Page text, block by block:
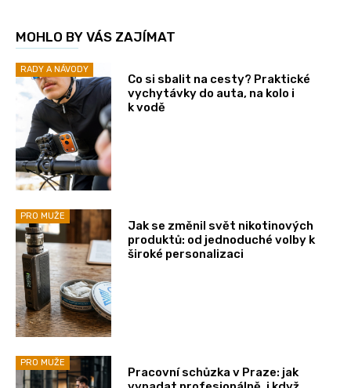
MOHLO BY VÁS ZAJÍMAT
RADY A NÁVODY
Co si sbalit na cesty? Praktické
vychytávky do auta, na kolo i
k vodě
PRO MUŽE
Jak se změnil svět nikotinových
produktů: od jednoduché volby k
široké personalizaci
PRO MUŽE
Pracovní schůzka v Praze: jak